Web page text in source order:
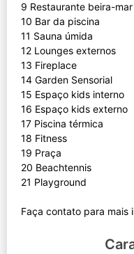
9 Restaurante beira-mar
10 Bar da piscina
11 Sauna úmida
12 Lounges externos
13 Fireplace
14 Garden Sensorial
15 Espaço kids interno
16 Espaço kids externo
17 Piscina térmica
18 Fitness
19 Praça
20 Beachtennis
21 Playground